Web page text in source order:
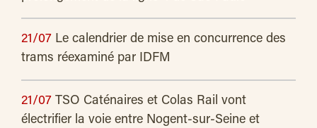
21/07 Le calendrier de mise en concurrence des
trams réexaminé par IDFM
21/07 TSO Caténaires et Colas Rail vont
électrifier la voie entre Nogent-sur-Seine et